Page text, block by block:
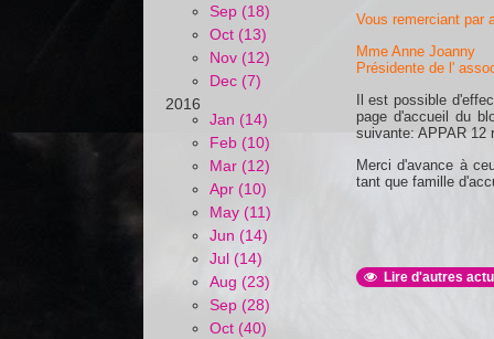
Sep (18)
Oct (13)
Nov (12)
Dec (7)
2016
Jan (14)
Feb (10)
Mar (12)
Apr (10)
May (11)
Jun (14)
Jul (14)
Aug (23)
Sep (28)
Oct (40)
Vous remerciant par
Mme Anne Joanny
Présidente de l'
Il est possible
page d'accueil du
suivante: APPAR 12
Merci d'avance à
tant que famille
Lire d'autres